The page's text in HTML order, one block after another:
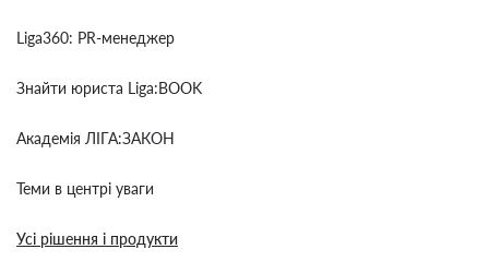
Liga360: PR-менеджер
Знайти юриста Liga:BOOK
Академія ЛІГА:ЗАКОН
Теми в центрі уваги
Усі рішення і продукти